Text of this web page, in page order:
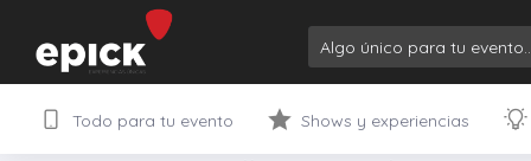
Todo para tu evento Shows y experiencias